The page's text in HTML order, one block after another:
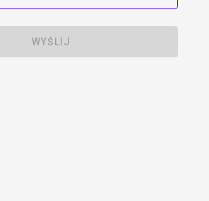
WYŚLIJ